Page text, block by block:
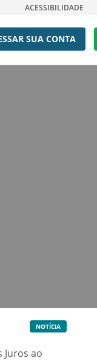
ACESSIBILIDADE
SUA CONTA
NOTÍCIA
ao